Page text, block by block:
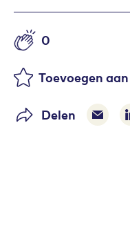
Aantal likes
0
Toevoegen
Delen